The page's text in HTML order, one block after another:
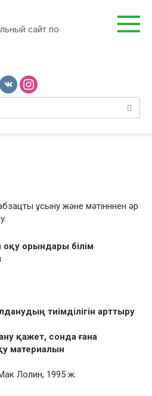
сайт по
абзацты ұсыну жəне мəтінннен əр
оқу орындары білім
тиімділігін арттыру
қажет, сонда ғана
материалын
Лолин, 1995 ж.